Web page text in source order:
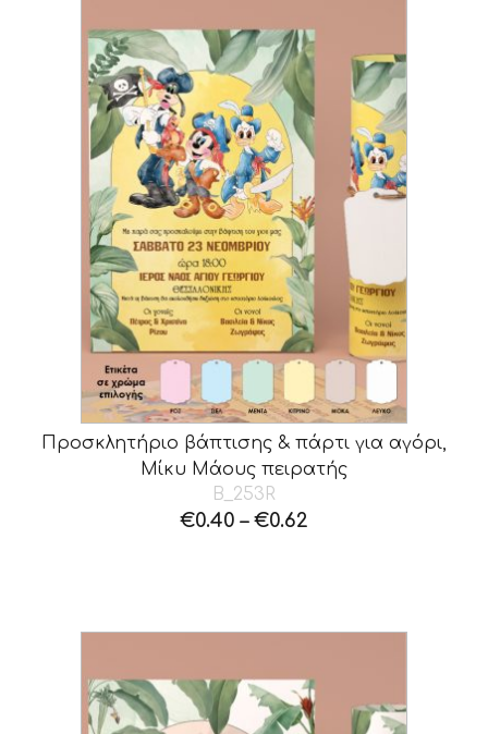
Προσκλητήριο βάπτισης & πάρτι για αγόρι,
Μίκυ Μάους πειρατής
B_253R
€0.40 – €0.62